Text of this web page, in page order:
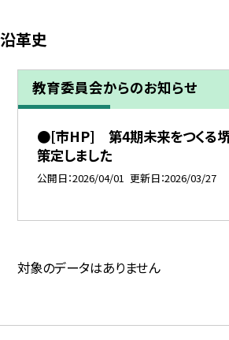
沿革史
教育委員会からのお知らせ
●[市HP] 第4期未来をつくる堺
策定しました
公開日 2026/04/01 更新日 2026/03/27
対象のデータはありません